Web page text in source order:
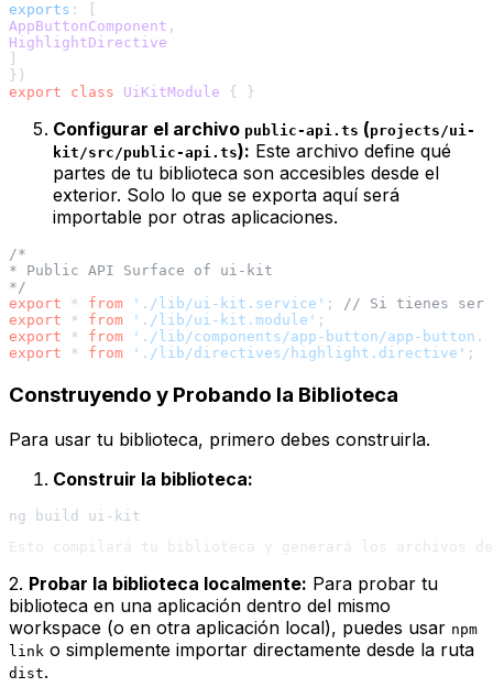
exports
AppButtonComponent
HighlightDirective
export
class UiKitModule
Configurar el archivo public-api.ts (projects/ui-
kit/src/public-api.ts): Este archivo define qué
partes de tu biblioteca son accesibles desde el
exterior. Solo lo que se exporta aquí será
importable por otras aplicaciones.
/*
* Public API Surface of ui-kit
*/
export * from './lib/ui-kit.service' ; // Si tienes
export * from './lib/ui-kit.module'
export * from
'./lib/components/app-button/app-
export * from './lib/directives/highlight.directive'
Construyendo y Probando la Biblioteca
Para usar tu biblioteca, primero debes construirla.
Construir la biblioteca:
2. Probar la biblioteca localmente: Para probar tu
biblioteca en una aplicación dentro del mismo
workspace (o en otra aplicación local), puedes usar npm
link o simplemente importar directamente desde la ruta
dist.